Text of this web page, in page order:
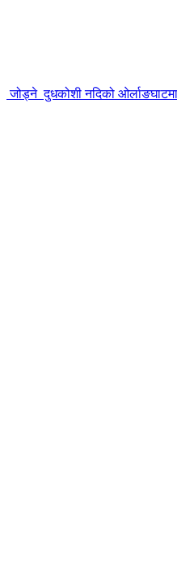
जोड्ने दुधकोशी नदिको ओर्लाङघाटमा